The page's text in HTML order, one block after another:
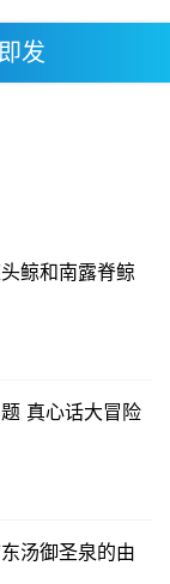
发
鲸和南露脊鲸
真心话大冒险
汤御圣泉的由